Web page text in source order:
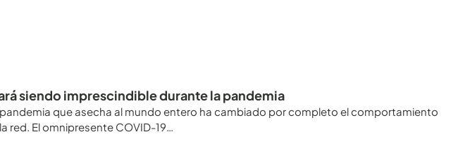
siendo imprescindible durante la pandemia
que asecha al mundo entero ha cambiado por completo el comportamiento
red. El omnipresente COVID-19…